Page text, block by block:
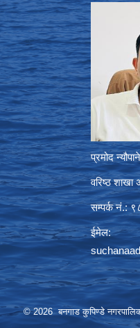
प्रमोद न्यौपाने
वरिष्ठ
सम्पर्क नं.:
ईमेल:
© 2026 बनगाड कुपिण्डे